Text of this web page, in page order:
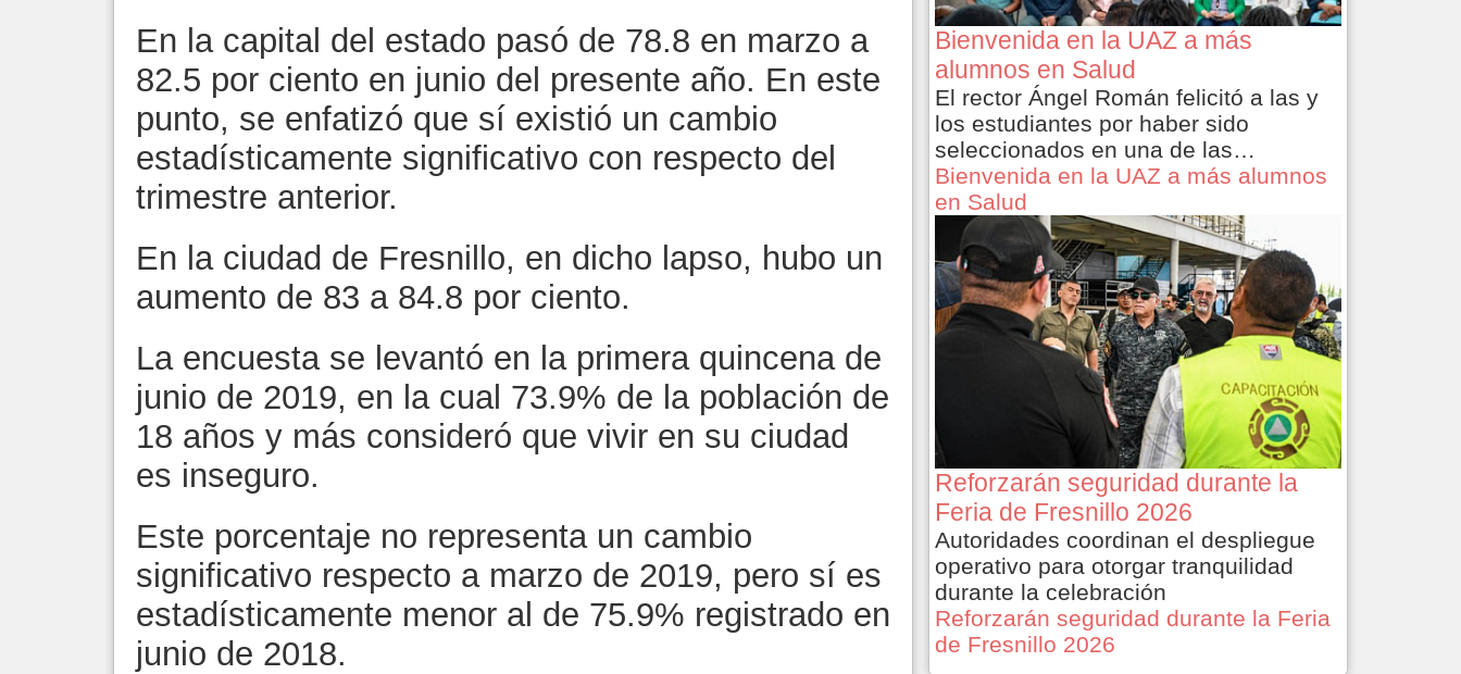
En la capital del estado pasó de 78.8 en marzo a
82.5 por ciento en junio del presente año. En este
punto, se enfatizó que sí existió un cambio
estadísticamente significativo con respecto del
trimestre anterior.
En la ciudad de Fresnillo, en dicho lapso, hubo un
aumento de 83 a 84.8 por ciento.
La encuesta se levantó en la primera quincena de
junio de 2019, en la cual 73.9% de la población de
18 años y más consideró que vivir en su ciudad
es inseguro.
Este porcentaje no representa un cambio
significativo respecto a marzo de 2019, pero sí es
estadísticamente menor al de 75.9% registrado en
junio de 2018.
Bienvenida en la UAZ a más
alumnos en Salud
El rector Ángel Román felicitó a las y
los estudiantes por haber sido
seleccionados en una de las…
Bienvenida en la UAZ a más alumnos
en Salud
Reforzarán seguridad durante la
Feria de Fresnillo 2026
Autoridades coordinan el despliegue
operativo para otorgar tranquilidad
durante la celebración
Reforzarán seguridad durante la Feria
de Fresnillo 2026